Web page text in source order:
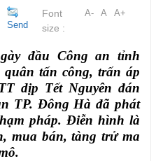
Send
Font
size :
A- A A+
đầu Công an tỉnh
tấn công, trấn áp
dịp Tết Nguyên đán
TP. Đông Hà đã phát
pháp. Điễn hình là
mua bán, tàng trử ma